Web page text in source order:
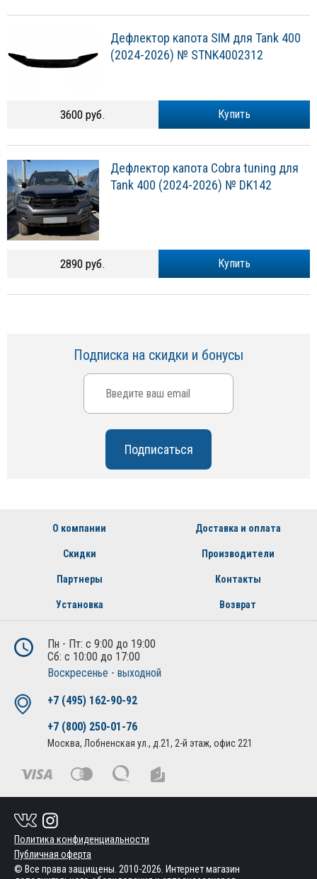
Дефлектор капота SIM для Tank 400
(2024-2026) № STNK4002312
Купить
3600 руб.
Дефлектор капота Cobra tuning для
Tank 400 (2024-2026) № DK142
Купить
2890 руб.
Подписка на скидки и бонусы
О компании Доставка и оплата
Скидки Производители
Партнеры Контакты
Установка Возврат
Пн - Пт: с 9:00 до 19:00
Сб: с 10:00 до 17:00
Воскресенье - выходной
+7 (495) 162-90-92
+7 (800) 250-01-76
Москва, Лобненская ул., д.21, 2-й этаж, офис 221
Политика конфиденциальности
Публичная оферта
© Все права защищены. 2010-2026. Интернет магазин